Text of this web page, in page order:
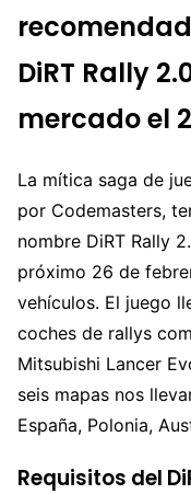
DiRT Rally
mercado el
La mítica saga de
por Codemasters,
nombre DiRT Rally
próximo 26 de
vehículos. El juego
coches de rallys
Mitsubishi Lancer
seis mapas nos
España, Polonia,
Requisitos del